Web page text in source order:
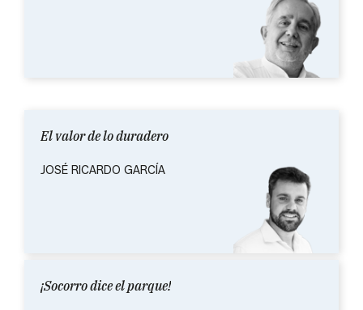
El valor de lo duradero
JOSÉ RICARDO GARCÍA
¡Socorro dice el parque!